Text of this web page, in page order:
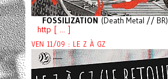
FOSSILIZATION (Death Metal // BR)
http [ ... ]
VEN 11/09 : LE Z À GZ